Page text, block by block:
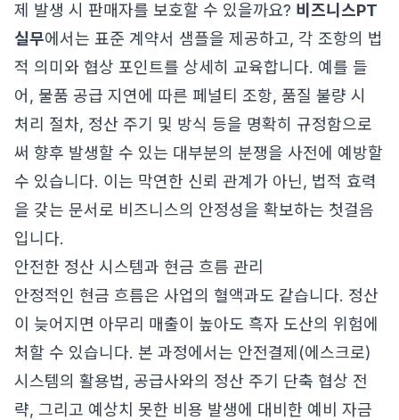
제 발생 시 판매자를 보호할 수 있을까요? 비즈니스PT
실무에서는 표준 계약서 샘플을 제공하고, 각 조항의 법
적 의미와 협상 포인트를 상세히 교육합니다. 예를 들
어, 물품 공급 지연에 따른 페널티 조항, 품질 불량 시
처리 절차, 정산 주기 및 방식 등을 명확히 규정함으로
써 향후 발생할 수 있는 대부분의 분쟁을 사전에 예방할
수 있습니다. 이는 막연한 신뢰 관계가 아닌, 법적 효력
을 갖는 문서로 비즈니스의 안정성을 확보하는 첫걸음
입니다.
안전한 정산 시스템과 현금 흐름 관리
안정적인 현금 흐름은 사업의 혈액과도 같습니다. 정산
이 늦어지면 아무리 매출이 높아도 흑자 도산의 위험에
처할 수 있습니다. 본 과정에서는 안전결제(에스크로)
시스템의 활용법, 공급사와의 정산 주기 단축 협상 전
략, 그리고 예상치 못한 비용 발생에 대비한 예비 자금